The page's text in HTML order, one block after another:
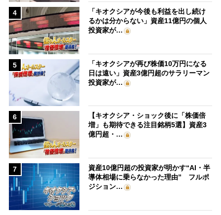
4
「キオクシアが今後も利益を出し続け
るかは分からない」資産11億円の個人
投資家が…
5
「キオクシアが再び株価10万円になる
日は遠い」資産3億円超のサラリーマン
投資家が…
6
【キオクシア・ショック後に「株価倍
増」も期待できる注目銘柄5選】資産3
億円超・…
7
資産10億円超の投資家が明かす“AI・半
導体相場に乗らなかった理由” フルポ
ジション…